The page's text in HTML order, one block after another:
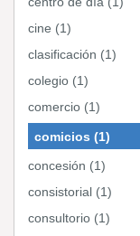
cine (1)
clasificación (1)
colegio (1)
comercio (1)
comicios (1)
concesión (1)
consistorial (1)
consultorio (1)